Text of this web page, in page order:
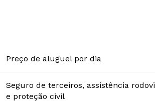
Preço de aluguel por dia
Seguro de terceiros, assistência
e proteção civil